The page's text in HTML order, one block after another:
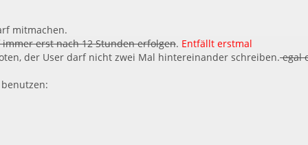
mitmachen.
erst nach 12 Stunden erfolgen. Entfällt erstmal
der User darf nicht zwei Mal hintereinander schreiben.egal